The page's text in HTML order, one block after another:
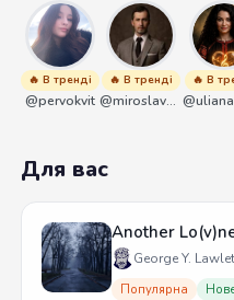
🔥 В тренді
@pervokvit
🔥 В тренді
@miroslavmaniyk
🔥 В
Для вас
Another
George Y.
Популярна